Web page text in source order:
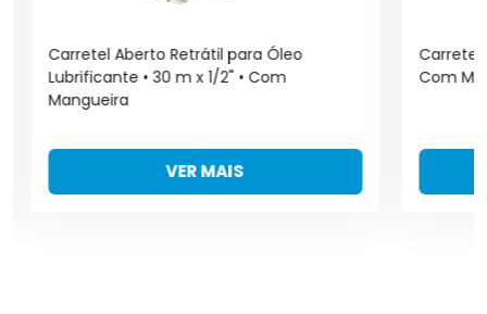
Carretel Aberto Retrátil para Óleo
Lubrificante • 30 m x 1/2" • Com
Mangueira
VER MAIS
Carretel
Com